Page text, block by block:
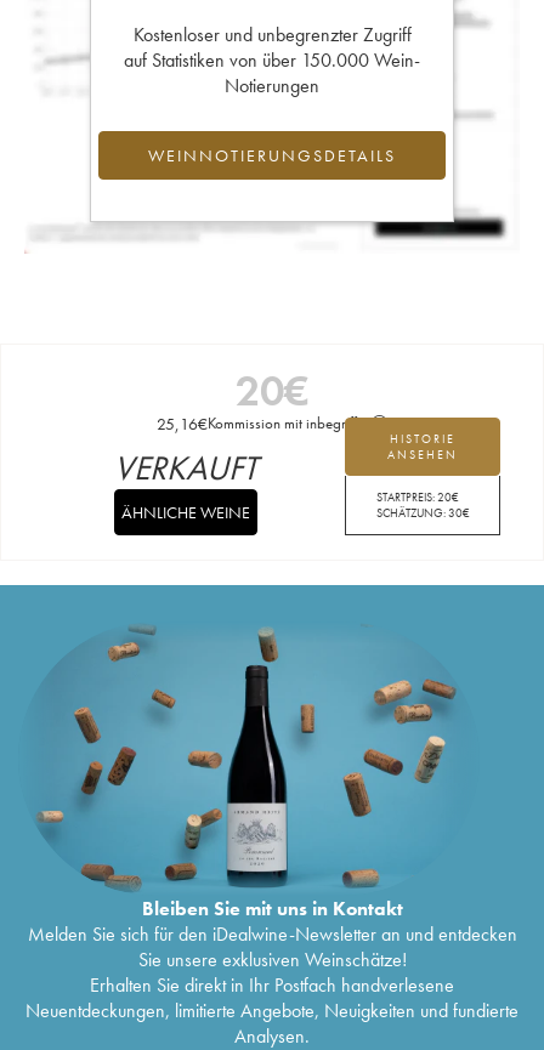
Kostenloser und unbegrenzter Zugriff
auf Statistiken von über 150.000 Wein-
Notierungen
WEINNOTIERUNGSDETAILS
20€
25,16€Kommission mit inbegriffen
HISTORIE
ANSEHEN
STARTPREIS:20€
SCHÄTZUNG:30€
VERKAUFT
ÄHNLICHE WEINE
Bleiben Sie mit uns in Kontakt
Melden Sie sich für den iDealwine-Newsletter an und entdecken
Sie unsere exklusiven Weinschätze!
Erhalten Sie direkt in Ihr Postfach handverlesene
Neuentdeckungen, limitierte Angebote, Neuigkeiten und fundierte
Analysen.